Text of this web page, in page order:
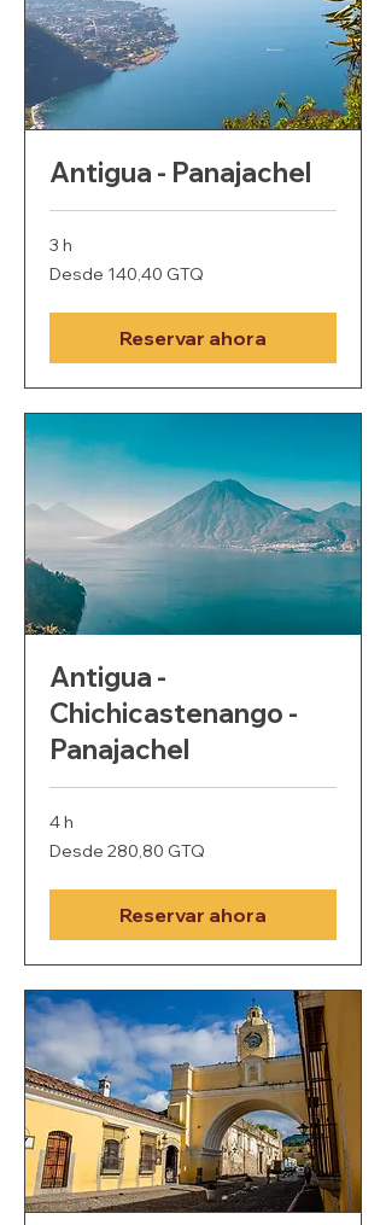
Antigua - Panajachel
3 h
Desde
140,40
Desde 140,40 GTQ
Reservar ahora
Antigua -
Chichicastenango -
Panajachel
4 h
Desde
280,80
Desde 280,80 GTQ
Reservar ahora